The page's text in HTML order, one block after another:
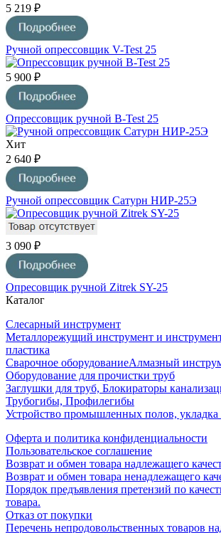
5 219 ₽
Ручной опрессовщик V-Test 25
5 900 ₽
Опрессовщик ручной B-Test 25
Хит
2 640 ₽
Ручной опрессовщик Сатурн НИР-25Э
3 090 ₽
Опресовщик ручной Zitrek SY-25
Каталог
Слесарный инструмент
Металлорежущий инструмент и
пластика
Сварочное оборудованиеАлмазный
Оборудование для прочистки труб
Заглушки для труб, Блокираторы
Трубогибы, Профилегибы
Устройство промышленных полов, укладка
Оферта и политика конфиденциальности
Пользовательское соглашение
Возврат и обмен товара надлежащего
Возврат и обмен товара ненадлежащего
Порядок предъявления претензий по
товара.
Отказ от покупки
Перечень непродовольственных товаров